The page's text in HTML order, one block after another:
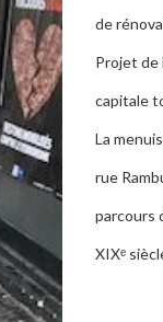
de
Projet de
capitale
La
rue
parcours
XIXᵉ